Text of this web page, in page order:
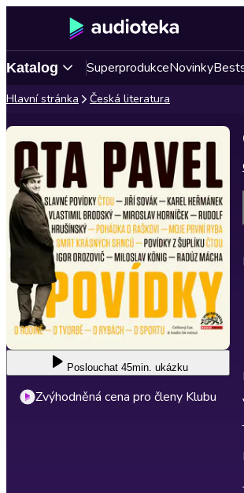
Katalog SuperprodukceNovinky
Hlavní stránka Česká literatura
Poslouchat 45min. ukázku
Zvýhodněná cena pro členy Klubu